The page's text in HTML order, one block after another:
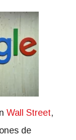
Wall Street,
de